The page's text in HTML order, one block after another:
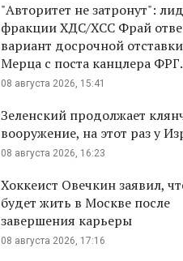
"Авторитет не затронут":
фракции ХДС/ХСС Фрай
вариант досрочной отставки
Мерца с поста канцлера ФРГ.
08 августа 2026, 15:41
Зеленский продолжает
вооружение, на этот раз у
08 августа 2026, 16:23
Хоккеист Овечкин заявил,
будет жить в Москве после
завершения карьеры
08 августа 2026, 17:16